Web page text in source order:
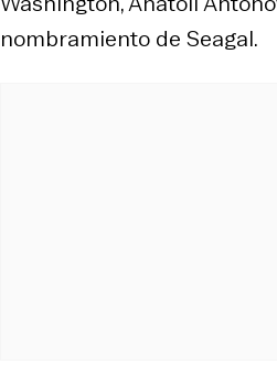
nombramiento de Seagal.